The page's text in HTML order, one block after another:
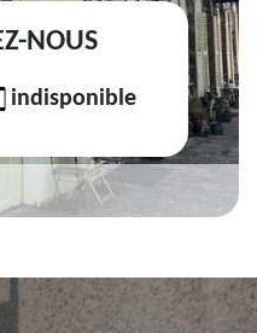
NOUS
indisponible